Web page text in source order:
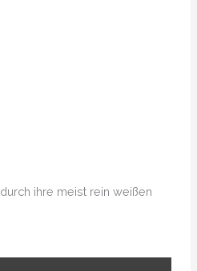
ihre meist rein weißen